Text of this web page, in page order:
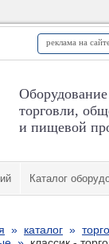
реклама на
торговли,
и пищевой
Каталог
» каталог »